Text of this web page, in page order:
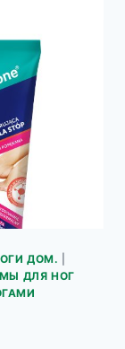
ДОМ.
ДЛЯ НОГ